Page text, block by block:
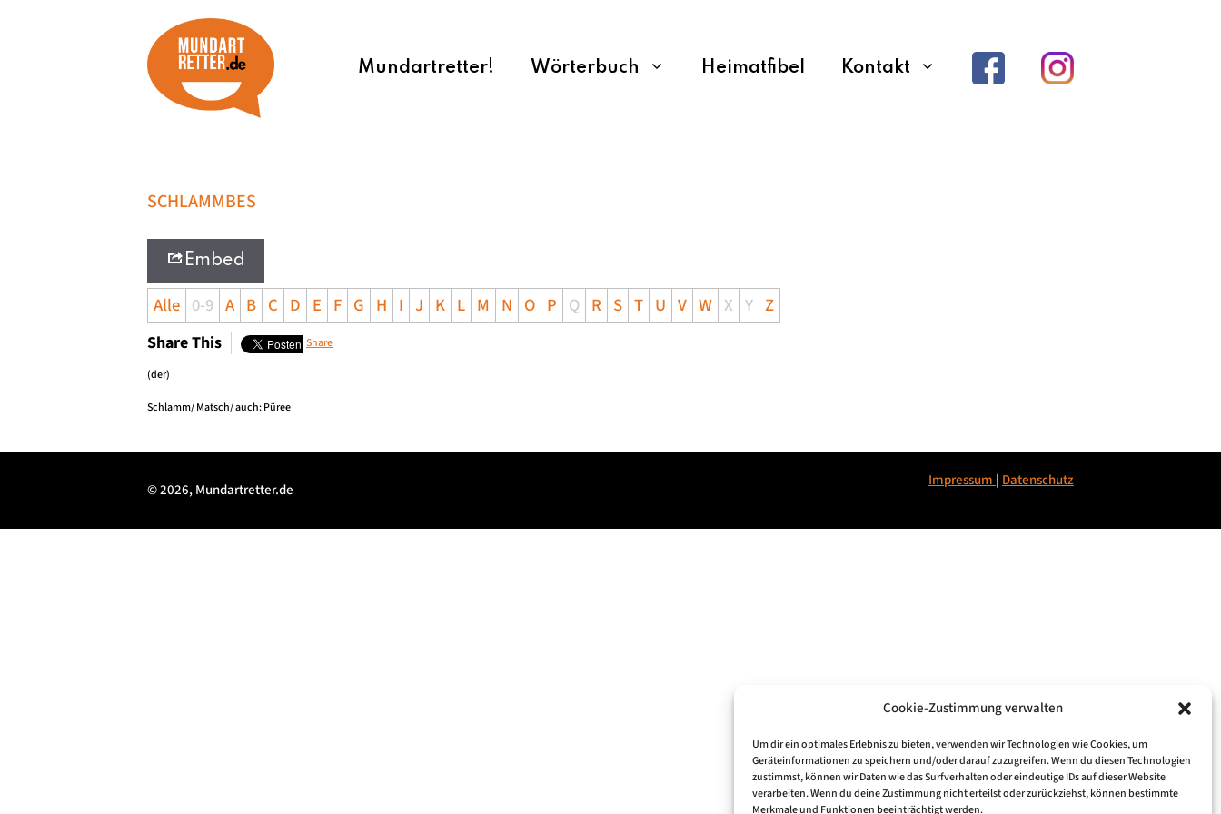
Cookie-Zustimmung verwalten
Um dir ein optimales Erlebnis zu bieten, verwenden wir Technologien wie Cookies, um
Geräteinformationen zu speichern und/oder darauf zuzugreifen. Wenn du diesen Technologien
zustimmst, können wir Daten wie das Surfverhalten oder eindeutige IDs auf dieser Website
verarbeiten. Wenn du deine Zustimmung nicht erteilst oder zurückziehst, können bestimmte
Merkmale und Funktionen beeinträchtigt werden.
Mundartretter! Wörterbuch Heimatfibel Kontakt
SCHLAMMBES
Embed
Alle 0-9 A B C D E F G H I J K L M N O P Q R S T U V W X Y Z
Share This Share
(der)
Schlamm/ Matsch/ auch: Püree
Impressum | Datenschutz
© 2026, Mundartretter.de